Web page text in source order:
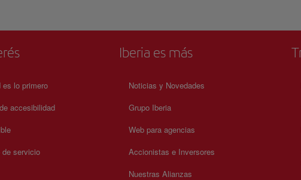
es lo primero
accesibilidad
de servicio
Iberia es más
Noticias y Novedades
Grupo Iberia
Web para agencias
Accionistas e Inversores
Nuestras Alianzas